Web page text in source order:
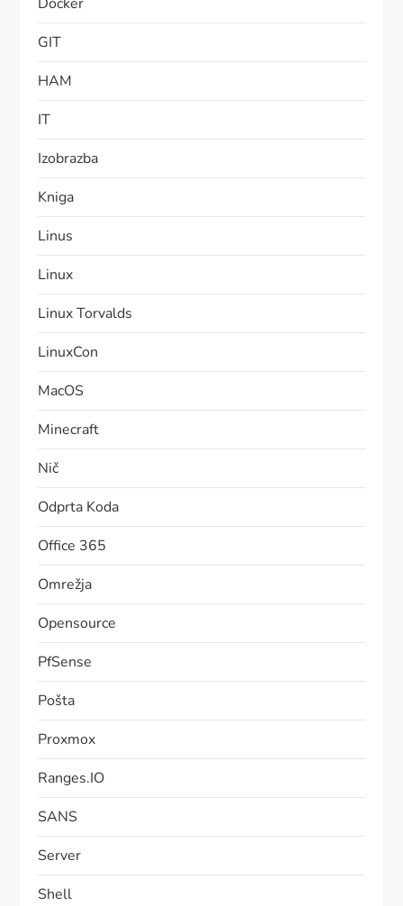
GIT
HAM
IT
Izobrazba
Kniga
Linus
Linux
Linux Torvalds
LinuxCon
MacOS
Minecraft
Nič
Odprta Koda
Office 365
Omrežja
Opensource
PfSense
Pošta
Proxmox
Ranges.IO
SANS
Server
Shell